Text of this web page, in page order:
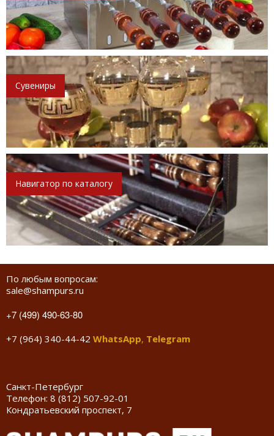
Сувениры
Навигатор по каталогу
По любым вопросам:
sale@shampurs.ru
+7 (499) 490-63-80
+7 (964) 340-44-42 WhatsApp, Telegram
Санкт-Петербург
Телефон: 8 (812) 507-92-01
Кондратьевский проспект, 7